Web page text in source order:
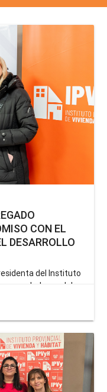
CON EL
DESARROLLO
del Instituto
un balance del
la operatoria
Gustavo